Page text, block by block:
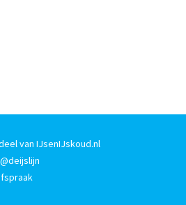
van IJsenIJskoud.nl